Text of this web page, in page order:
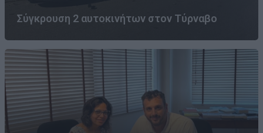
Σύγκρουση 2 αυτοκινήτων στον Τύρναβο